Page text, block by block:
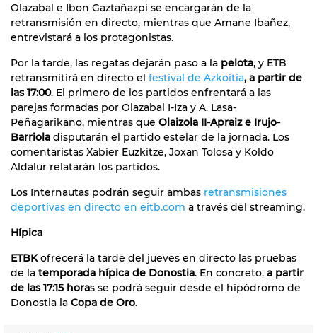
Olazabal e Ibon Gaztañazpi se encargarán de la
retransmisión en directo, mientras que Amane Ibañez,
entrevistará a los protagonistas.
Por la tarde, las regatas dejarán paso a la pelota, y ETB
retransmitirá en directo el festival de Azkoitia, a partir de
las 17:00. El primero de los partidos enfrentará a las
parejas formadas por Olazabal I-Iza y A. Lasa-
Peñagarikano, mientras que Olaizola II-Apraiz e Irujo-
Barriola disputarán el partido estelar de la jornada. Los
comentaristas Xabier Euzkitze, Joxan Tolosa y Koldo
Aldalur relatarán los partidos.
Los Internautas podrán seguir ambas retransmisiones
deportivas en directo en eitb.com a través del streaming.
Hípica
ETBKofrecerá la tarde del jueves en directo las pruebas
de la temporada hípica de Donostia. En concreto, a partir
de las 17:15 horas se podrá seguir desde el hipódromo de
Donostia la Copa de Oro.